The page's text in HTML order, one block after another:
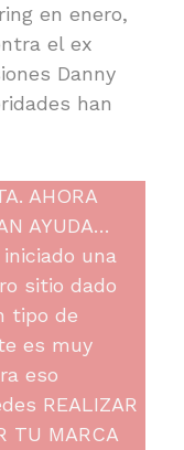
en enero,
el ex
Danny
han
AHORA
AYUDA…
una
sitio dado
tipo de
es muy
eso
REALIZAR
TU MARCA